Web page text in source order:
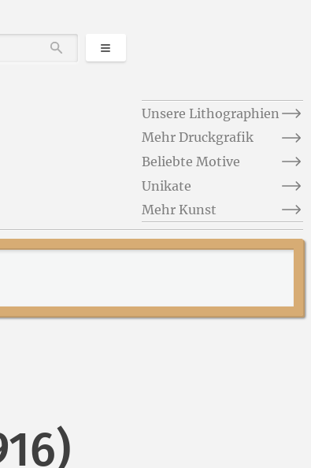
DurchsuchenKategorien
Unsere Lithographien
Mehr Druckgrafik
Beliebte Motive
Unikate
Mehr Kunst